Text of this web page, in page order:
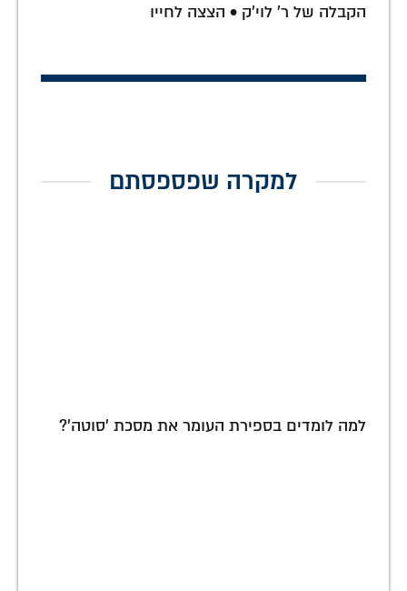
הקבלה של ר' לוי'ק • הצצה לחייו
למקרה שפספסתם
למה לומדים בספירת העומר את מסכת 'סוטה'?